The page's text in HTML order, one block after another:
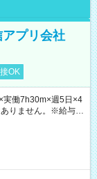
プリ会社
OK
働7h30m×週5日×4
りません。※給与即